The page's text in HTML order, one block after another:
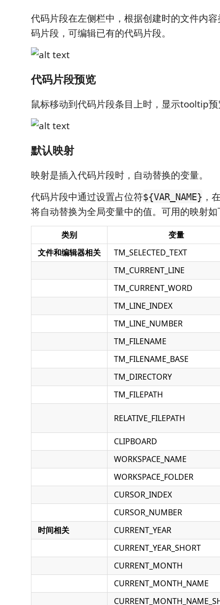
代码片段在左侧栏中，根据创建时的文件内
码片段，可编辑已有的代码片段。
代码片段预览
鼠标移动到代码片段条目上时，显示tooltip
默认映射
映射是插入代码片段时，自动替换的变量。
代码片段中通过设置占位符${VAR_NAME} ，
将自动替换为全局变量中的值。可用的映射
类别
变量
文件和编辑器相关
TM_SELECTED_TEXT
TM_CURRENT_LINE
TM_CURRENT_WORD
TM_LINE_INDEX
TM_LINE_NUMBER
TM_FILENAME
TM_FILENAME_BASE
TM_DIRECTORY
TM_FILEPATH
RELATIVE_FILEPATH
CLIPBOARD
WORKSPACE_NAME
WORKSPACE_FOLDER
CURSOR_INDEX
CURSOR_NUMBER
时间相关
CURRENT_YEAR
CURRENT_YEAR_SHORT
CURRENT_MONTH
CURRENT_MONTH_NAME